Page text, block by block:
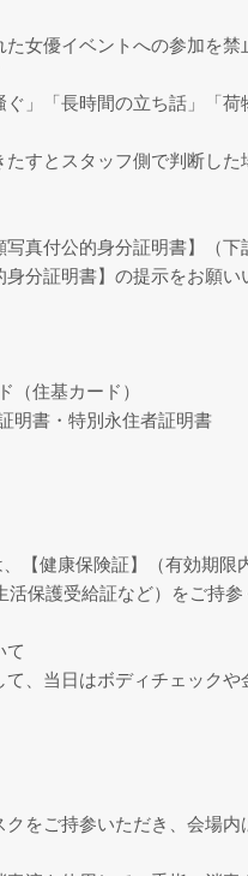
た女優イベントへの参加を
ぐ」「長時間の立ち話」「
たすとスタッフ側で判断し
真付公的身分証明書】（
分証明書】の提示をお願い
住基カード）
書・特別永住者証明書
健康保険証】（有効期限
活保護受給証など）をご持
て
、当日はボディチェック
クをご持参いただき、会場